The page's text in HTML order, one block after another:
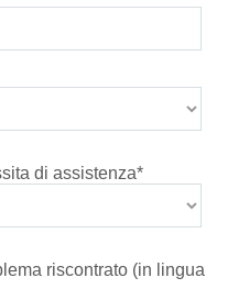
di assistenza*
riscontrato (in lingua